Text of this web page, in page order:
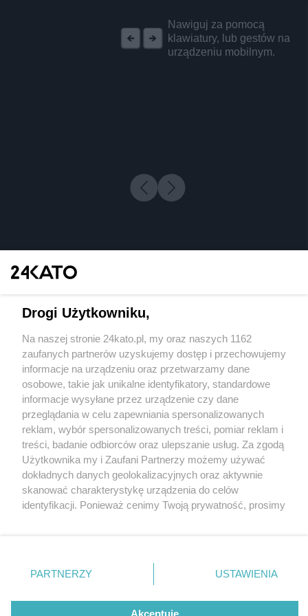
Nawiguj za pomocą
klawiatury, lub gestów na
urządzeniu mobilnym.
4 / 0
Wydawca mediów lokalnych
Nie zapomnij
zapoznać się z:
polityką prywatności regulamin korzystania z portali
Twojemiasto
Piekary Śląskie
Chorzów
Tarnowskie Góry
Gliwice
Skontakuj sięz nami
Kontakt
Wydawca
Redakcja
Drogi Użytkowniku,
Na naszej stronie 24kato.pl, my oraz naszych 1162
zaufanych partnerów uzyskujemy dostęp i przechowujemy
informacje na urządzeniu oraz przetwarzamy dane
osobowe, takie jak unikalne identyfikatory, standardowe
informacje wysyłane przez urządzenie czy dane
przeglądania w celu zapewniania spersonalizowanych
reklam, wybór spersonalizowanych treści, pomiar reklam i
treści, badanie odbiorców oraz ulepszanie usług. Za zgodą
Użytkownika my i Zaufani Partnerzy możemy używać
dokładnych danych geolokalizacyjnych oraz aktywnie
skanować charakterystykę urządzenia do celów
identyfikacji. Ponieważ cenimy Twoją prywatność, prosimy
prywatności znajdujący się w lewym dolnym rogu strony
. Niektóre rodzaje przetwarzania danych nie wymagają
zgody użytkownika, ale masz prawo sprzeciwić się
takiemu przetwarzaniu. Preferencje będą miały
PARTNERZY USTAWIENIA
Akceptuję